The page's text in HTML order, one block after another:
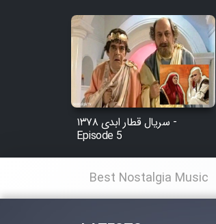
Film Padzahr
Film Shab
Film Shah
Film Fil Dar
Film Farsh
Film In Haft
سریال قطار ابدی ۱۳۷۸ -
Episode 5
Best Nostalgia Music